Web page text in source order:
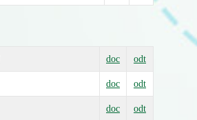
doc odt
doc odt
doc odt